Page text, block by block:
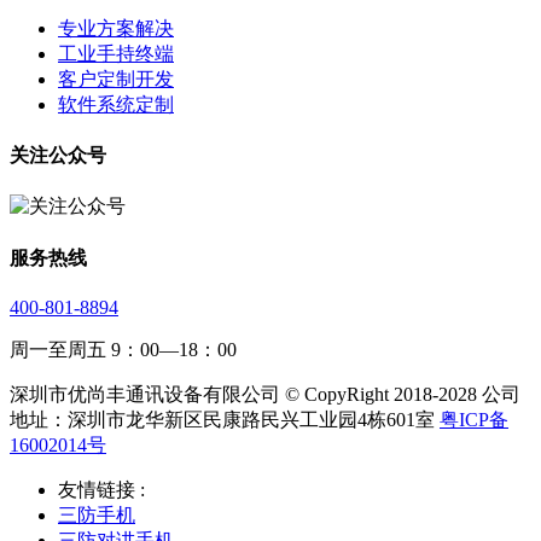
专业方案解决
工业手持终端
客户定制开发
软件系统定制
关注公众号
服务热线
400-801-8894
周一至周五 9：00—18：00
深圳市优尚丰通讯设备有限公司 © CopyRight 2018-2028 公司
地址：深圳市龙华新区民康路民兴工业园4栋601室 粤ICP备
16002014号
友情链接 :
三防手机